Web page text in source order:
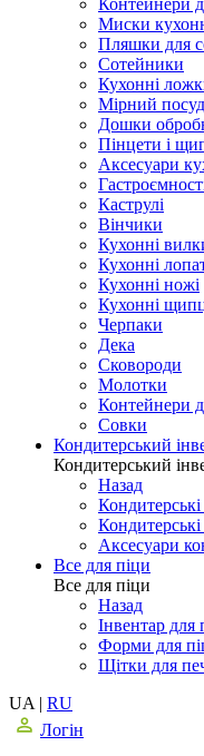
Миски
Пляшки для
Сотейники
Кухонні
Мірний посуд
Дошки
Пінцети і
Аксесуари
Каструлі
Вінчики
Кухонні
Кухонні
Кухонні ножі
Кухонні
Черпаки
Дека
Сковороди
Молотки
Контейнери
Совки
Кондитерський
Кондитерський
Назад
Аксесуари
Все для піци
Все для піци
Назад
Інвентар для
Форми для
Щітки для
UA | RU
Логін